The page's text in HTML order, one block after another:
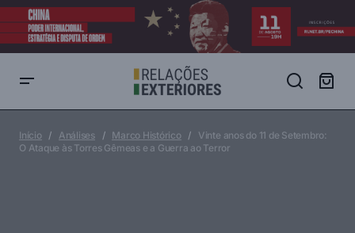
Guerra ao Terror
Início Análises Marco Histórico
Vinte anos do 11 de Setembro:
O Ataque às Torres Gêmeas e a Guerra ao Terror